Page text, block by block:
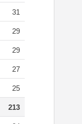
31
29
29
27
25
213